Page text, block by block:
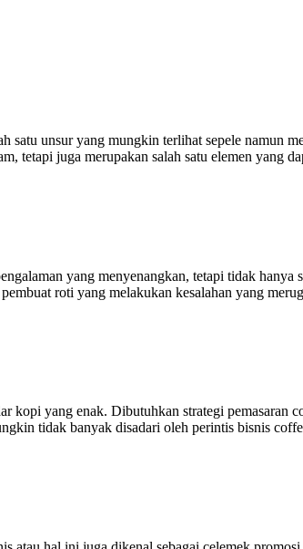
satu unsur yang mungkin terlihat sepele namun
tetapi juga merupakan salah satu elemen yang
yang menyenangkan, tetapi tidak hanya
roti yang melakukan kesalahan yang
kopi yang enak. Dibutuhkan strategi pemasaran
tidak banyak disadari oleh perintis bisnis